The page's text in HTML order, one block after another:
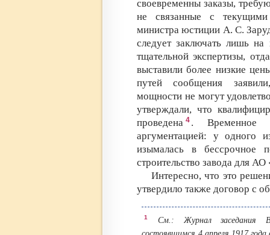
своевременны заказы,
не связанные с текущими
министра юстиции А. С.
следует заключать лишь
тщательной экспертизы,
выставили более низкие
путей сообщения
мощности не могут
утверждали, что
проведена 4 . Временное
аргументацией: у одного
изымалась в бессрочное
строительство завода для
Интересно, что это
утвердило также договор с
1
См.: Журнал заседания
состоявшимся 4 апреля 1917